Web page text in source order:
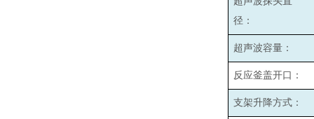
径：
超声波容量：
反应釜盖开口：
支架升降方式：